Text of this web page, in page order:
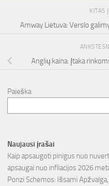
KITAS
Amway Lietuva: Verslo
Anglių kaina: Įtaka
Paieška
Naujausi įrašai
Kaip apsaugoti pinigus nuo
apsaugai nuo infliacijos 2026
Ponzi Schemos: Išsami